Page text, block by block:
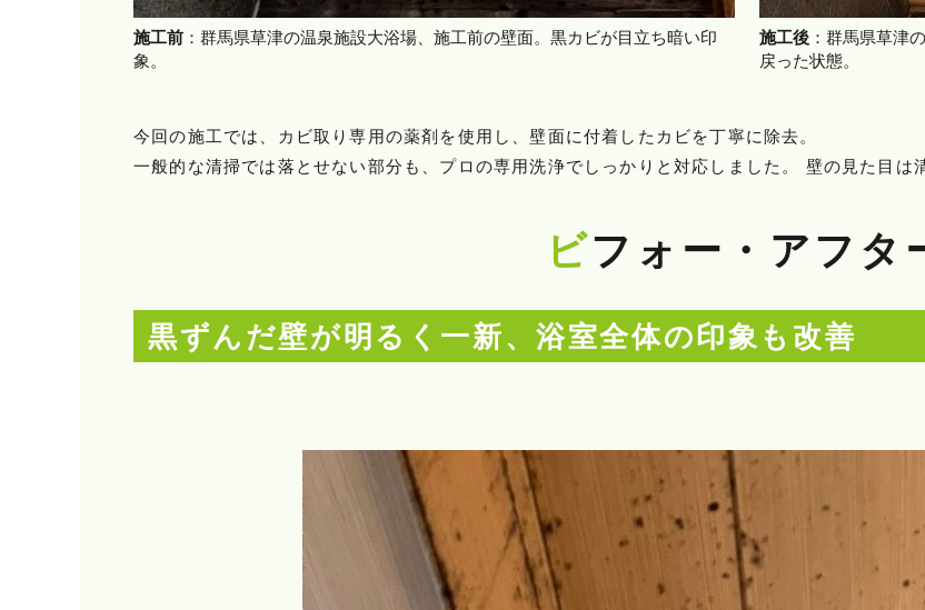
施工前 ：群馬県草津の温泉施設大浴場、施工前の壁面。黒カビが目立ち暗い印
象。
施工後 ：群馬県草津
戻った状態。
今回の施工では、カビ取り専用の薬剤を使用し、壁面に付着したカビを丁寧に除去。
一般的な清掃では落とせない部分も、プロの専用洗浄でしっかりと対応しました。 壁の見た目は
ビフォー・アフタ
黒ずんだ壁が明るく一新、浴室全体の印象も改善